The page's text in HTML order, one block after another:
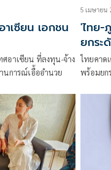
เซียน เอกชน
อาเซียน ที่ลงทุน-จ้าง
นการณ์เอื้ออำนวย
5 เมษายน
'ไทย-
ยกระ
ไทยคาด
พร้อมยก